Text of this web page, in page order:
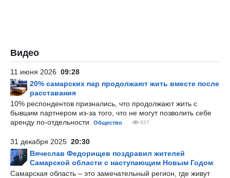
Видео
11 июня 2026 09:28
20% самарских пар продолжают жить вместе после
расставания
10% респондентов признались, что продолжают жить с
бывшим партнером из-за того, что не могут позволить себе
аренду по-отдельности.
Общество 827
31 декабря 2025 20:30
Вячеслав Федорищев поздравил жителей
Самарской области с наступающим Новым Годом
Самарская область – это замечательный регион, где живут